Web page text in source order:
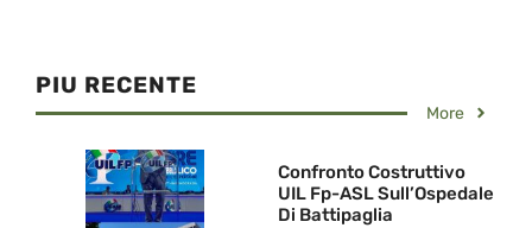
PIU RECENTE
More
Confronto Costruttivo
UIL Fp-ASL Sull’Ospedale
Di Battipaglia